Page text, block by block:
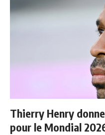
Thierry Henry
pour le Mondial